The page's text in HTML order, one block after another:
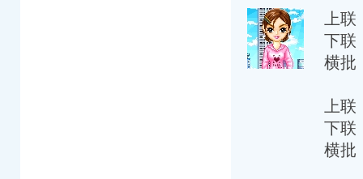
上
下联
横批
上
下联
横批